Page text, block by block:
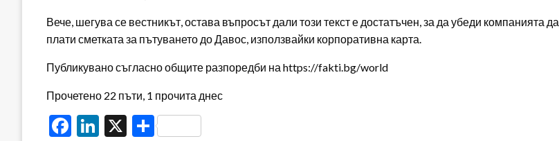
Вече, шегува се вестникът, остава въпросът дали този текст е достатъчен, за да убеди компанията да
плати сметката за пътуването до Давос, използвайки корпоративна карта.
Публикувано съгласно общите разпоредби на https://fakti.bg/world
Прочетено 22 пъти, 1 прочита днес
Facebook
LinkedIn
X Share